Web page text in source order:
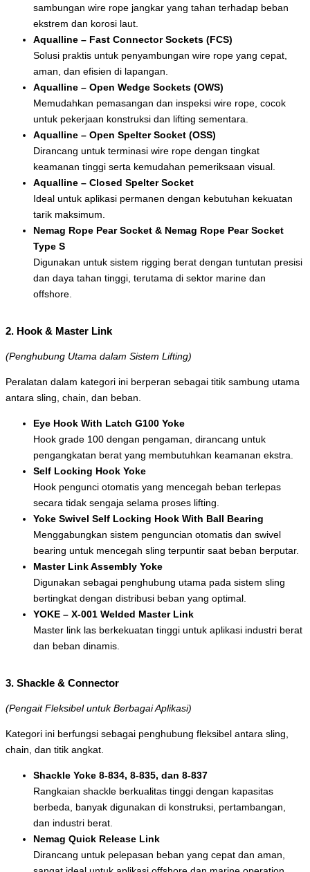
sambungan wire rope jangkar yang tahan terhadap beban
ekstrem dan korosi laut.
Aqualline – Fast Connector Sockets (FCS)
Solusi praktis untuk penyambungan wire rope yang cepat,
aman, dan efisien di lapangan.
Aqualline – Open Wedge Sockets (OWS)
Memudahkan pemasangan dan inspeksi wire rope, cocok
untuk pekerjaan konstruksi dan lifting sementara.
Aqualline – Open Spelter Socket (OSS)
Dirancang untuk terminasi wire rope dengan tingkat
keamanan tinggi serta kemudahan pemeriksaan visual.
Aqualline – Closed Spelter Socket
Ideal untuk aplikasi permanen dengan kebutuhan kekuatan
tarik maksimum.
Nemag Rope Pear Socket & Nemag Rope Pear Socket
Type S
Digunakan untuk sistem rigging berat dengan tuntutan presisi
dan daya tahan tinggi, terutama di sektor marine dan
offshore.
2. Hook & Master Link
(Penghubung Utama dalam Sistem Lifting)
Peralatan dalam kategori ini berperan sebagai titik sambung utama
antara sling, chain, dan beban.
Eye Hook With Latch G100 Yoke
Hook grade 100 dengan pengaman, dirancang untuk
pengangkatan berat yang membutuhkan keamanan ekstra.
Self Locking Hook Yoke
Hook pengunci otomatis yang mencegah beban terlepas
secara tidak sengaja selama proses lifting.
Yoke Swivel Self Locking Hook With Ball Bearing
Menggabungkan sistem penguncian otomatis dan swivel
bearing untuk mencegah sling terpuntir saat beban berputar.
Master Link Assembly Yoke
Digunakan sebagai penghubung utama pada sistem sling
bertingkat dengan distribusi beban yang optimal.
YOKE – X-001 Welded Master Link
Master link las berkekuatan tinggi untuk aplikasi industri berat
dan beban dinamis.
3. Shackle & Connector
(Pengait Fleksibel untuk Berbagai Aplikasi)
Kategori ini berfungsi sebagai penghubung fleksibel antara sling,
chain, dan titik angkat.
Shackle Yoke 8-834, 8-835, dan 8-837
Rangkaian shackle berkualitas tinggi dengan kapasitas
berbeda, banyak digunakan di konstruksi, pertambangan,
dan industri berat.
Nemag Quick Release Link
Dirancang untuk pelepasan beban yang cepat dan aman,